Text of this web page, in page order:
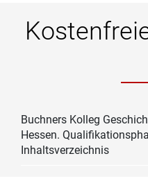
Buchners Kolleg
Hessen.
Inhaltsverzeichnis